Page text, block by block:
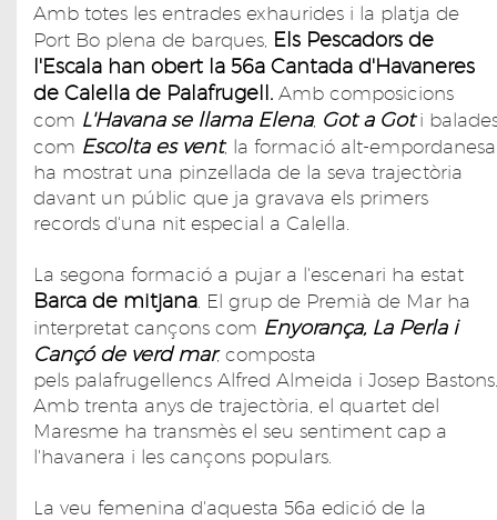
Amb totes les entrades exhaurides i la platja de
Port Bo plena de barques, Els Pescadors de
l'Escala han obert la 56a Cantada d'Havaneres
de Calella de Palafrugell. Amb composicions
com L'Havana se llama Elena, Got a Got i
com Escolta es vent, la formació alt-empordanesa
ha mostrat una pinzellada de la seva trajectòria
davant un públic que ja gravava els primers
records d'una nit especial a Calella.
La segona formació a pujar a l'escenari ha estat
Barca de mitjana . El grup de Premià de Mar ha
interpretat cançons com Enyorança, La Perla i
Cançó de verd mar, composta
pels palafrugellencs Alfred Almeida i Josep Bastons.
Amb trenta anys de trajectòria, el quartet del
Maresme ha transmès el seu sentiment cap a
l'havanera i les cançons populars.
La veu femenina d'aquesta 56a edició de la